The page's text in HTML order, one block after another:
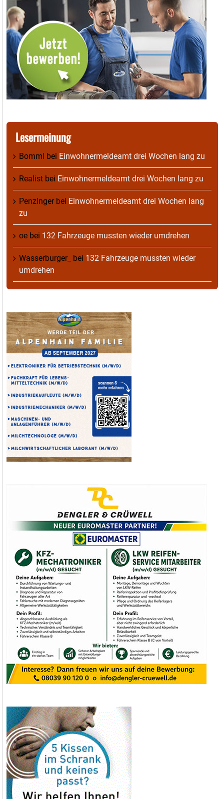
Lesermeinung
Bomml bei Einwohnermeldeamt drei Wochen lang zu
Realist bei Einwohnermeldeamt drei Wochen lang zu
Penzingerbei Einwohnermeldeamt drei Wochen lang
zu
oe bei 132 Fahrzeuge mussten wieder umdrehen
Wasserburger_ bei 132 Fahrzeuge mussten wieder
umdrehen